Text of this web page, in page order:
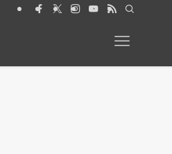
と暮らす 絶賛発売中